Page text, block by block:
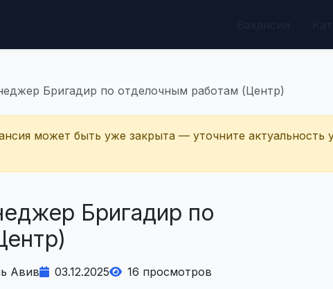
Бригадир по отделочным работам (Центр)
может быть уже закрыта — уточните актуальность
Бригадир по
Авив 03.12.2025 16 просмотров